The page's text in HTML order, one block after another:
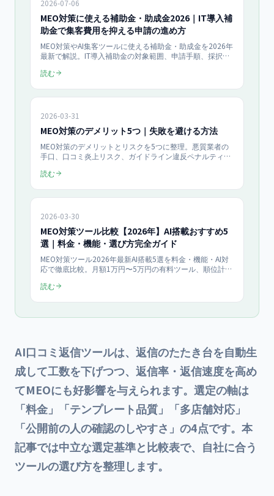
2026-07-06
MEO対策に使える補助金・助成金2026｜IT導入補
助金で集客費用を抑える申請の進め方
MEO対策やAI集客ツールに使える補助金・助成金を2026年
最新で解説。IT導入補助金の対象範囲、申請手順、採択の
抑えたい事業者向けに相談導線をまとめます。
読む
2026-03-31
MEO対策のデメリット5つ｜失敗を避ける方法
MEO対策のデメリットとリスクを5つに整理。悪質業者の
手口、口コミ炎上リスク、ガイドライン違反ペナルティな
説します。
読む
2026-03-30
MEO対策ツール比較【2026年】AI搭載おすすめ5
選｜料金・機能・選び方完全ガイド
MEO対策ツール2026年最新AI搭載5選を料金・機能・AI対
応で徹底比較。月額1万円〜5万円の有料ツール、順位計
100社以上の支援実績から導いた業種別おすすめツールと
読む
AI口コミ返信ツールは、返信のたたき台を自動生
成して工数を下げつつ、返信率・返信速度を高め
てMEOにも好影響を与えられます。選定の軸は
「料金」「テンプレート品質」「多店舗対応」
「公開前の人の確認のしやすさ」の4点です。本
記事では中立な選定基準と比較表で、自社に合う
ツールの選び方を整理します。